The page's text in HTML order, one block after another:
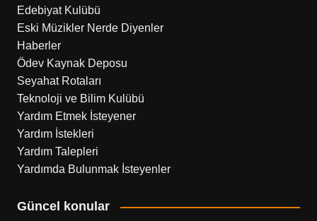
Edebiyat Kulübü
Eski Müzikler Nerde Diyenler
Haberler
Ödev Kaynak Deposu
Seyahat Rotaları
Teknoloji ve Bilim Kulübü
Yardım Etmek İsteyener
Yardım İstekleri
Yardım Talepleri
Yardımda Bulunmak İsteyenler
Güncel konular